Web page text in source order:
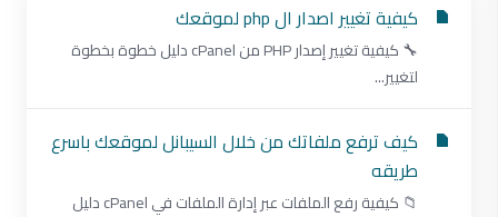
كيفية تغيير اصدار ال php لموقعك
🔧 كيفية تغيير إصدار PHP من cPanel دليل خطوة بخطوة
لتغيير...
كيف ترفع ملفاتك من خلال السيبانل لموقعك باسرع
طريقه
📁 كيفية رفع الملفات عبر إدارة الملفات في cPanel دليل